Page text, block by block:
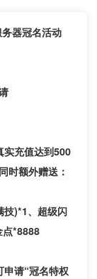
务器冠名活动
实充值达到500
时额外赠送：
技)*1、超级闪
点*8888
申请“冠名特权